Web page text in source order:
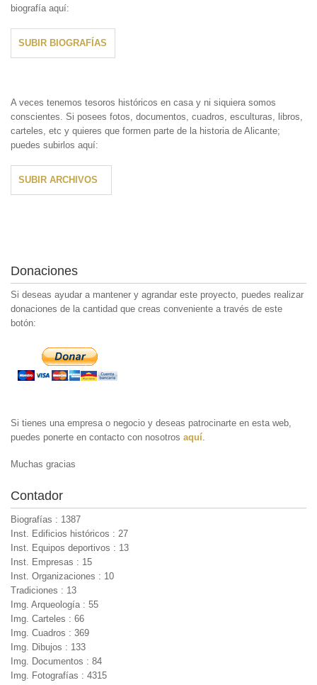
biografía aquí:
SUBIR BIOGRAFÍAS
A veces tenemos tesoros históricos en casa y ni siquiera somos
conscientes. Si posees fotos, documentos, cuadros, esculturas, libros,
carteles, etc y quieres que formen parte de la historia de Alicante;
puedes subirlos aquí:
SUBIR ARCHIVOS
Donaciones
Si deseas ayudar a mantener y agrandar este proyecto, puedes realizar
donaciones de la cantidad que creas conveniente a través de este
botón:
Si tienes una empresa o negocio y deseas patrocinarte en esta web,
puedes ponerte en contacto con nosotros aquí
Muchas gracias
Contador
Biografías : 1387
Inst. Edificios históricos : 27
Inst. Equipos deportivos : 13
Inst. Empresas : 15
Inst. Organizaciones : 10
Tradiciones : 13
Img. Arqueología : 55
Img. Carteles : 66
Img. Cuadros : 369
Img. Dibujos : 133
Img. Documentos : 84
Img. Fotografías : 4315